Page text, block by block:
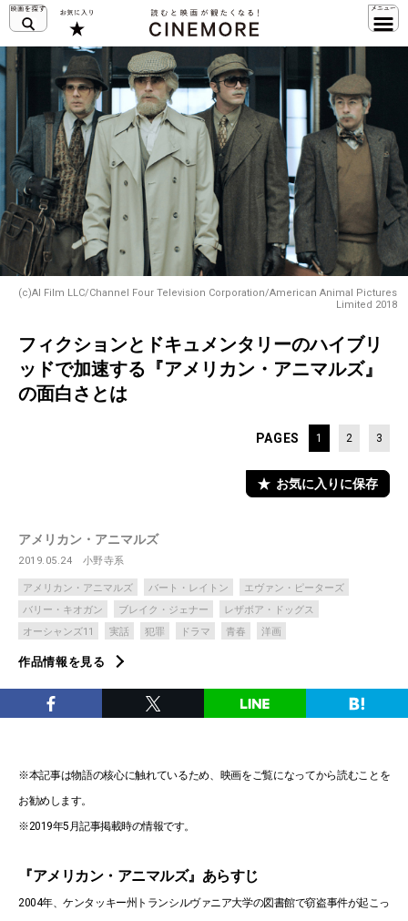
(c)AI Film LLC/Channel Four Television Corporation/American Animal Pictures
Limited 2018
フィクションとドキュメンタリーのハイブリ
ッドで加速する『アメリカン・アニマルズ』
の面白さとは
PAGES 1 2 3
お気に入りに保存
アメリカン・アニマルズ
2019.05.24 小野寺系
アメリカン・アニマルズ バート・レイトン
エヴァン・ピーターズ
バリー・キオガン
ブレイク・ジェナー
レザボア・ドッグス
オーシャンズ11
実話 犯罪 ドラマ 青春 洋画
作品情報を見る
※本記事は物語の核心に触れているため、映画をご覧になってから読むことを
お勧めします。
※2019年5月記事掲載時の情報です。
『アメリカン・アニマルズ』あらすじ
2004年、ケンタッキー州トランシルヴァニア大学の図書館で窃盗事件が起こっ